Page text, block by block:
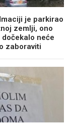
je parkirao
zemlji, ono
neće
zaboraviti